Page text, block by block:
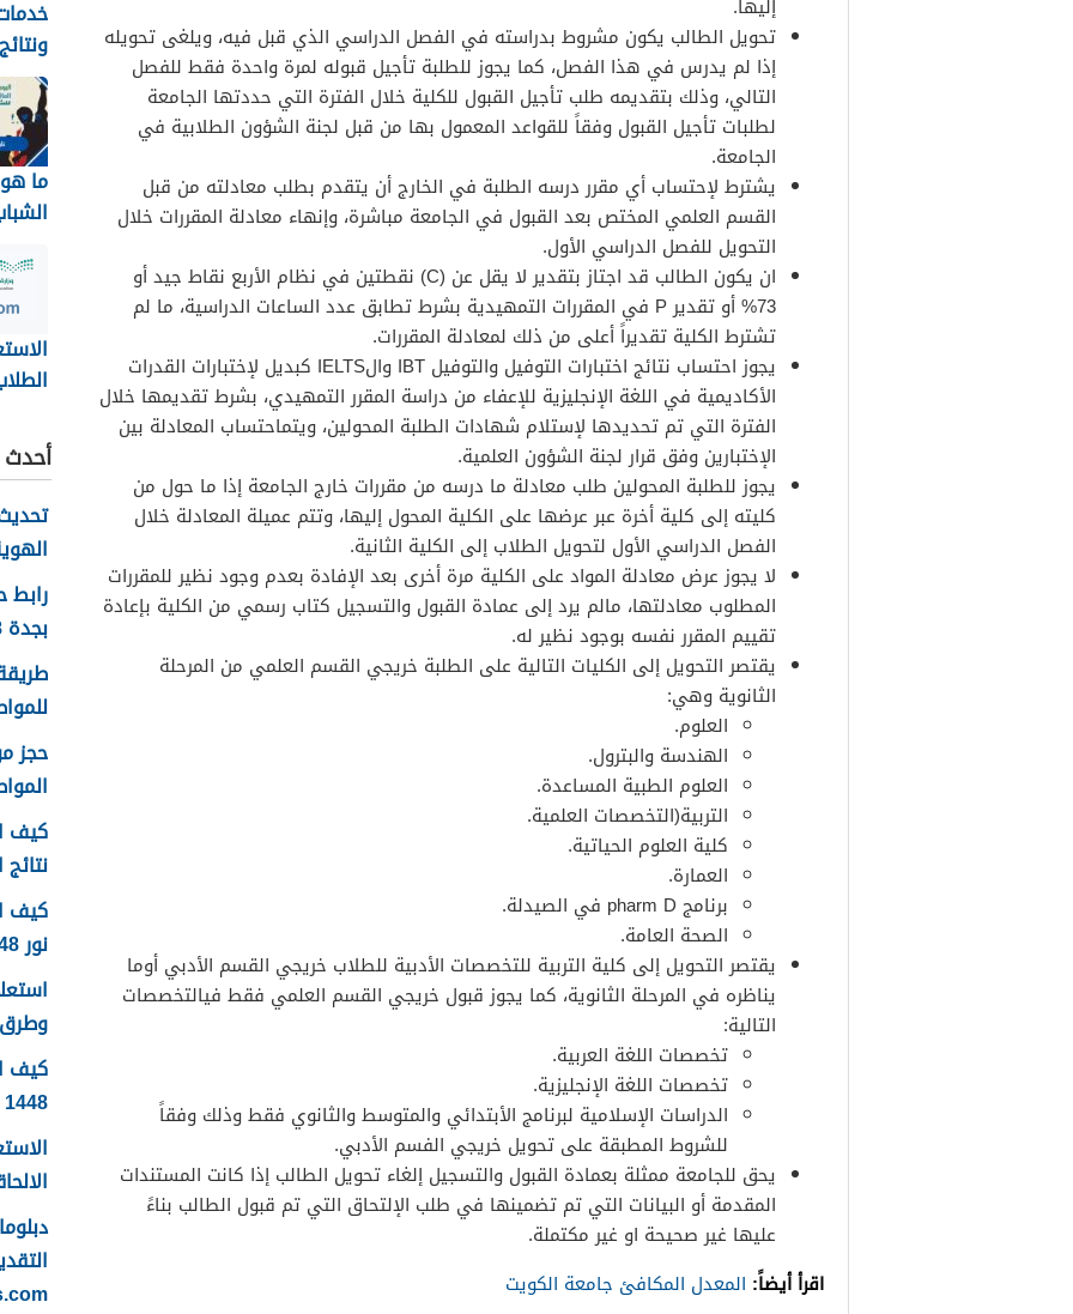
إليها.
تحويل الطالب يكون مشروط بدراسته في الفصل الدراسي الذي قبل فيه، ويلغى تحويله
إذا لم يدرس في هذا الفصل، كما يجوز للطلبة تأجيل قبوله لمرة واحدة فقط للفصل
التالي، وذلك بتقديمه طلب تأجيل القبول للكلية خلال الفترة التي حددتها الجامعة
لطلبات تأجيل القبول وفقاً للقواعد المعمول بها من قبل لجنة الشؤون الطلابية في
الجامعة.
يشترط لإحتساب أي مقرر درسه الطلبة في الخارج أن يتقدم بطلب معادلته من قبل
القسم العلمي المختص بعد القبول في الجامعة مباشرة، وإنهاء معادلة المقررات خلال
التحويل للفصل الدراسي الأول.
ان يكون الطالب قد اجتاز بتقدير لا يقل عن (C) نقطتين في نظام الأربع نقاط جيد أو
73% أو تقدير P في المقررات التمهيدية بشرط تطابق عدد الساعات الدراسية، ما لم
تشترط الكلية تقديراً أعلى من ذلك لمعادلة المقررات.
يجوز احتساب نتائج اختبارات التوفيل والتوفيل IBT والIELTS كبديل لإختبارات القدرات
الأكاديمية في اللغة الإنجليزية للإعفاء من دراسة المقرر التمهيدي، بشرط تقديمها خلال
الفترة التي تم تحديدها لإستلام شهادات الطلبة المحولين، ويتماحتساب المعادلة بين
الإختبارين وفق قرار لجنة الشؤون العلمية.
يجوز للطلبة المحولين طلب معادلة ما درسه من مقررات خارج الجامعة إذا ما حول من
كليته إلى كلية أخرة عبر عرضها على الكلية المحول إليها، وتتم عميلة المعادلة خلال
الفصل الدراسي الأول لتحويل الطلاب إلى الكلية الثانية.
لا يجوز عرض معادلة المواد على الكلية مرة أخرى بعد الإفادة بعدم وجود نظير للمقررات
المطلوب معادلتها، مالم يرد إلى عمادة القبول والتسجيل كتاب رسمي من الكلية بإعادة
تقييم المقرر نفسه بوجود نظير له.
يقتصر التحويل إلى الكليات التالية على الطلبة خريجي القسم العلمي من المرحلة
الثانوية وهي:
العلوم.
الهندسة والبترول.
العلوم الطبية المساعدة.
التربية(التخصصات العلمية.
كلية العلوم الحياتية.
العمارة.
برنامج pharm D في الصيدلة.
الصحة العامة.
يقتصر التحويل إلى كلية التربية للتخصصات الأدبية للطلاب خريجي القسم الأدبي أوما
يناظره في المرحلة الثانوية، كما يجوز قبول خريجي القسم العلمي فقط فيالتخصصات
التالية:
تخصصات اللغة العربية.
تخصصات اللغة الإنجليزية.
الدراسات الإسلامية لبرنامج الأبتدائي والمتوسط والثانوي فقط وذلك وفقاً
للشروط المطبقة على تحويل خريجي الفسم الأدبي.
يحق للجامعة ممثلة بعمادة القبول والتسجيل إلغاء تحويل الطالب إذا كانت المستندات
المقدمة أو البيانات التي تم تضمينها في طلب الإلتحاق التي تم قبول الطالب بناءً
عليها غير صحيحة او غير مكتملة.
اقرأ أيضاً: المعدل المكافئ جامعة الكويت
1448
ما
نظام
أحدث
الهوية 1448
بجدة 1448
كيف
نتائج
كيف
نور 1448
كيف
1448